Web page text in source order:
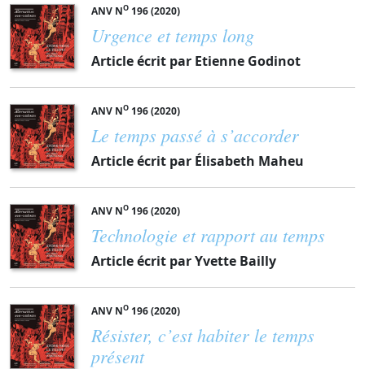
ANV NO 196 (2020)
Urgence et temps long
Article écrit par Etienne Godinot
ANV NO 196 (2020)
Le temps passé à s’accorder
Article écrit par Élisabeth Maheu
ANV NO 196 (2020)
Technologie et rapport au temps
Article écrit par Yvette Bailly
ANV NO 196 (2020)
Résister, c’est habiter le temps
présent